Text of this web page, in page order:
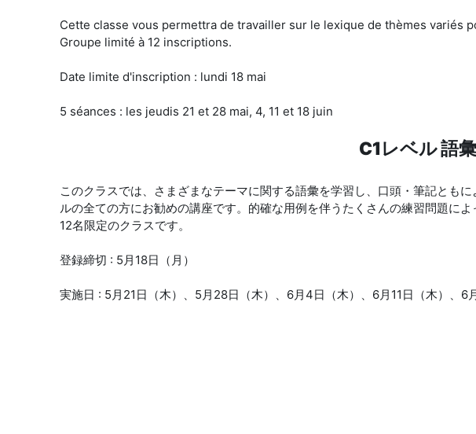
Cette classe vous permettra de travailler sur le lexique de thèmes variés
Groupe limité à 12 inscriptions.
Date limite d'inscription : lundi 18 mai
5 séances : les jeudis 21 et 28 mai, 4, 11 et 18 juin
C1レベル 語
このクラスでは、さまざまなテーマに関する語彙を学習し、口頭・筆記とも
ルの全ての方にお勧めの講座です。的確な用例を伴うたくさんの練習問題に
12名限定のクラスです。
登録締切 : 5月18日（月）
実施日 : 5月21日（木）、5月28日（木）、6月4日（木）、6月11日（木）、6